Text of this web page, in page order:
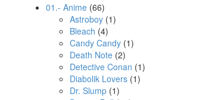
01.- Anime (66)
Astroboy (1)
Bleach (4)
Candy Candy (1)
Death Note (2)
Detective Conan (1)
Diabolik Lovers (1)
Dr. Slump (1)